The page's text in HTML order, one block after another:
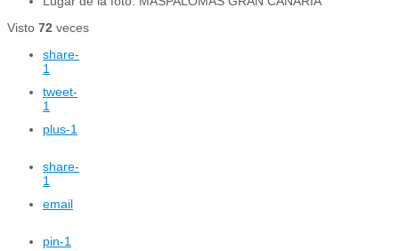
Visto 72 veces
share-
1
tweet-
1
plus-1
share-
1
email
pin-1